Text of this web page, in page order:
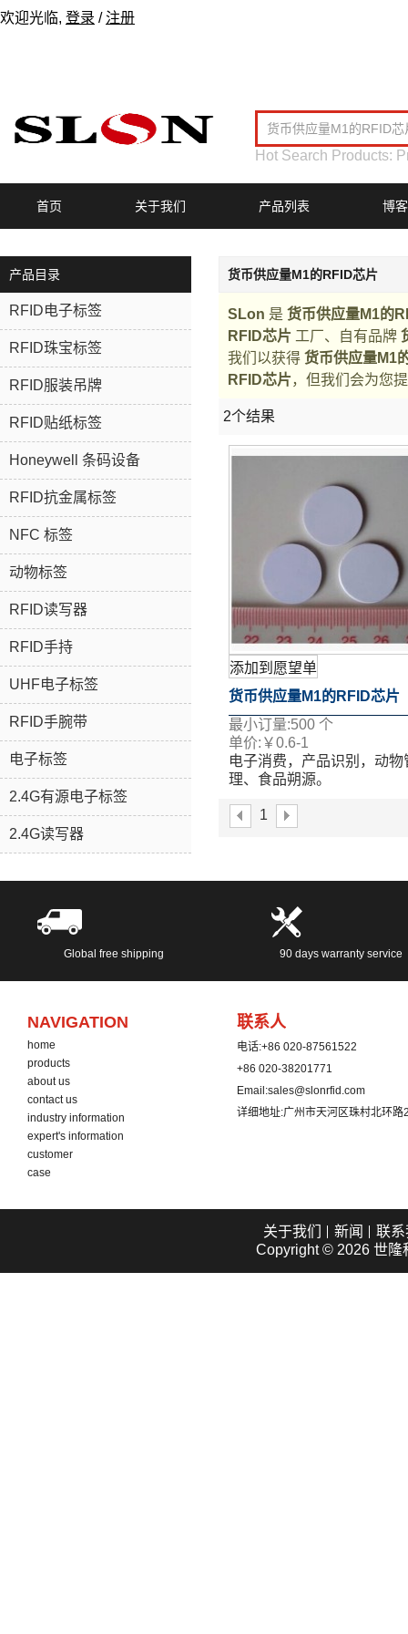
欢迎光临, 登录 / 注册
Hot Search Products:
首页 关于我们 产品列表 博客
产品目录
RFID电子标签
RFID珠宝标签
RFID服装吊牌
RFID贴纸标签
Honeywell 条码设备
RFID抗金属标签
NFC 标签
动物标签
RFID读写器
RFID手持
UHF电子标签
RFID手腕带
电子标签
2.4G有源电子标签
2.4G读写器
货币供应量M1的RFID芯片
SLon 是 货币供应量M1的
RFID芯片 工厂、自有品牌
我们以获得 货币供应量M1
RFID芯片，但我们会为您
2个结果
添加到愿望单
货币供应量M1的RFID芯片
13.56MHz的按钮标签的
签
最小订量:500 个
单价: ￥0.6-1
电子消费，产品识别，动物
理、食品朔源。
等多个工艺。
1
Global free shipping 90 days warranty service
NAVIGATION
home
products
about us
contact us
industry information
expert's information
customer
case
联系人
电话:+86 020-87561522
+86 020-38201771
Email:sales@slonrfid.com
详细地址:广州市天河区珠村北环
关于我们 新闻
联
Copyright © 2026 世隆